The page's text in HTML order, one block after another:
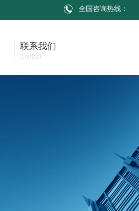
全国咨询热线：
联系我们
Contact